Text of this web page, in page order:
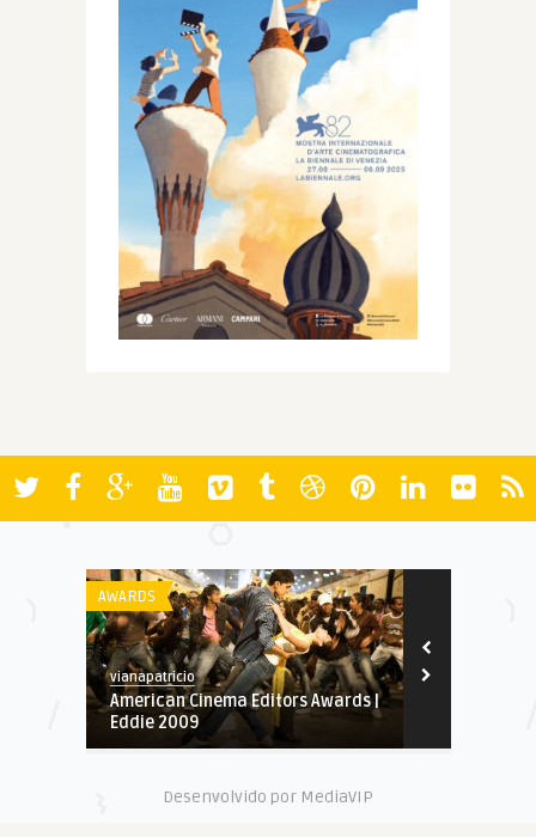
AWARDS
vianapatricio
American Cinema Editors Awards |
Eddie 2009
Desenvolvido por MediaVIP